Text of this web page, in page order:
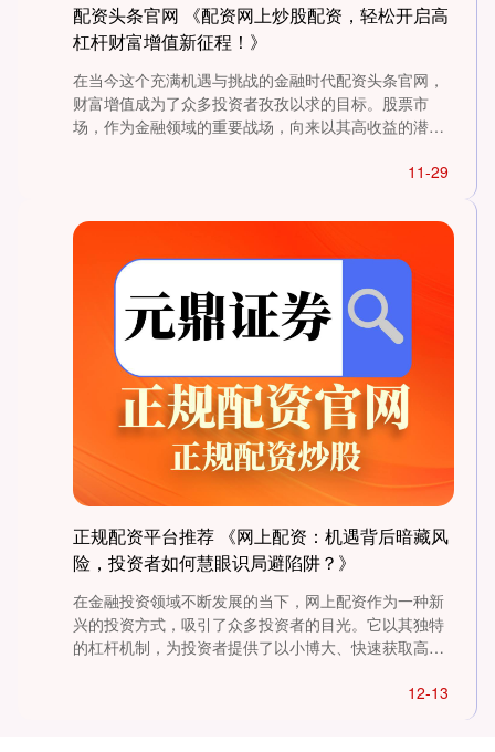
配资头条官网 《配资网上炒股配资，轻松开启高
杠杆财富增值新征程！》
在当今这个充满机遇与挑战的金融时代配资头条官网，
财富增值成为了众多投资者孜孜以求的目标。股票市
场，作为金融领域的重要战场，向来以其高收益的潜力
11-29
正规配资平台推荐 《网上配资：机遇背后暗藏风
险，投资者如何慧眼识局避陷阱？》
在金融投资领域不断发展的当下，网上配资作为一种新
兴的投资方式，吸引了众多投资者的目光。它以其独特
的杠杆机制，为投资者提供了以小博大、快速获取高额
12-13
沪深300 4694.44
北证50 +1.01%
创业板指 3563.12 +47.56 +1.35%